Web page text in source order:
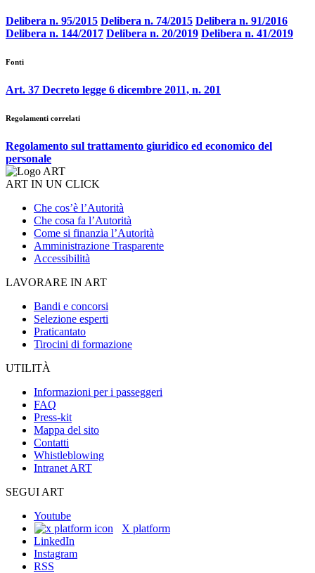
Delibera n. 95/2015 Delibera n. 74/2015 Delibera n. 91/2016
Delibera n. 144/2017 Delibera n. 20/2019 Delibera n. 41/2019
Fonti
Art. 37 Decreto legge 6 dicembre 2011, n. 201
Regolamenti correlati
Regolamento sul trattamento giuridico ed economico del
personale
ART IN UN CLICK
Che cos’è l’Autorità
Che cosa fa l’Autorità
Come si finanzia l’Autorità
Amministrazione Trasparente
Accessibilità
LAVORARE IN ART
Bandi e concorsi
Selezione esperti
Praticantato
Tirocini di formazione
UTILITÀ
Informazioni per i passeggeri
FAQ
Press-kit
Mappa del sito
Contatti
Whistleblowing
Intranet ART
SEGUI ART
Youtube
X platform
LinkedIn
Instagram
RSS